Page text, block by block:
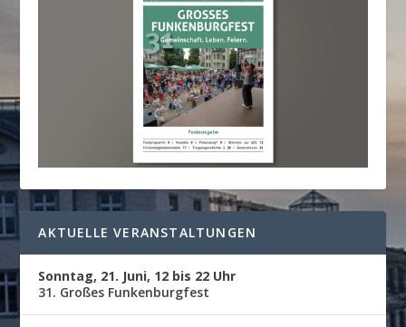
AKTUELLE VERANSTALTUNGEN
Sonntag, 21. Juni, 12 bis 22 Uhr
31. Großes Funkenburgfest